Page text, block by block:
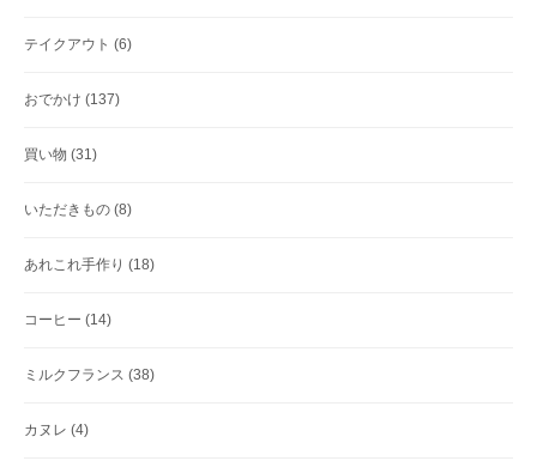
テイクアウト (6)
おでかけ (137)
買い物 (31)
いただきもの (8)
あれこれ手作り (18)
コーヒー (14)
ミルクフランス (38)
カヌレ (4)